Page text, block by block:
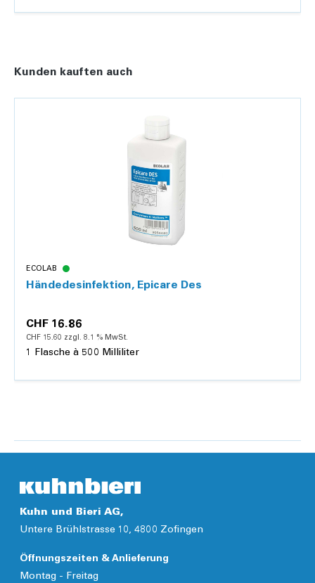
Kunden kauften auch
ECOLAB
Händedesinfektion, Epicare Des
CHF 16.86
CHF 15.60 zzgl. 8.1 % MwSt.
1 Flasche à 500 Milliliter
Kuhn und Bieri AG,
Untere Brühlstrasse 10, 4800 Zofingen
Öffnungszeiten & Anlieferung
Montag - Freitag